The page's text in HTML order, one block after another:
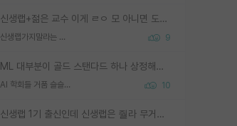
신생랩+젊은 교수 이게 ㄹㅇ 모 아니면 도인듯.
신생랩가지말라는 이유가 있었구나 9
ML 대부분이 골드 스탠다드 하나 상정해놓고 (벤치마크 데이터셋이 여러 개면 여러 개 상정) 그거 얼마나 잘 맞추나 싸움임 가끔 번뜩이는 설계 철학을 보여주는 논문들도 있지만 대부분 그거 성적 얼마나 더 올리느라에 혈안이 되어 있는 측면이 잇음
AI 학회들 거품 슬슬 지적이 나오네요 10
신생랩 1기 출신인데 신생랩은 줠라 무거운 바벨 같은거임. 들면 대박인데 못들면 깔려 죽음. 아무도 알려주지 않는 환경에서 자생해야하지만, 일단 살아남았다면 그 어떤 사람보다 악착같고 생존력 높은 사람으로 거듭날 수 있음